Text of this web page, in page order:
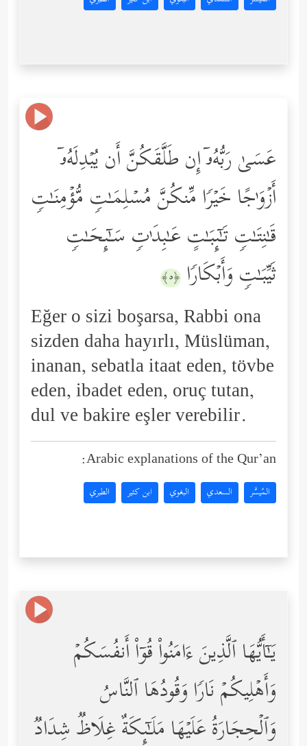
عَسَىٰ رَبُّهُۥۤ إِن طَلَّقَكُنَّ أَن یُبۡدِلَهُۥۤ
أَزۡوَ ٰ⁠جًا خَیۡرࣰا مِّنكُنَّ مُسۡلِمَـٰتࣲ مُّؤۡمِنَـٰتࣲ
قَـٰنِتَـٰتࣲ تَـٰۤىِٕبَـٰتٍ عَـٰبِدَ ٰ⁠تࣲ سَـٰۤىِٕحَـٰتࣲ
ثَیِّبَـٰتࣲ وَأَبۡكَارࣰا ﴿٥﴾
Eğer o sizi boşarsa, Rabbi ona
sizden daha hayırlı, Müslüman,
inanan, sebatla itaat eden, tövbe
eden, ibadet eden, oruç tutan,
dul ve bakire eşler verebilir.
Arabic explanations of the Qur’an:
المُيسَّر السعدي البغوي ابن كثير الطبري
یَـٰۤأَیُّهَا ٱلَّذِینَ ءَامَنُواْ قُوۤاْ أَنفُسَكُمۡ
وَأَهۡلِیكُمۡ نَارࣰا وَقُودُهَا ٱلنَّاسُ
وَٱلۡحِجَارَةُ عَلَیۡهَا مَلَـٰۤىِٕكَةٌ غِلَاظࣱ شِدَادࣱ